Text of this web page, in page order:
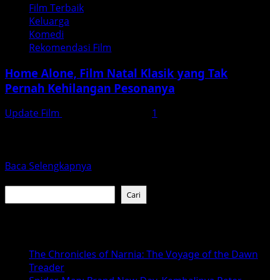
Film Terbaik
Keluarga
Komedi
Rekomendasi Film
Home Alone, Film Natal Klasik yang Tak
Pernah Kehilangan Pesonanya
Update Film
1
Baca Selengkapnya
Home
Klasik
Cari
The Chronicles of Narnia: The Voyage of the Dawn
Treader